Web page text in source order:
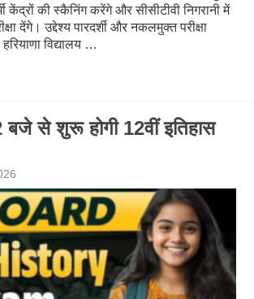
केंद्रों की स्कैनिंग करेंगे और सीसीटीवी निगरानी में
देंगे। उद्देश्य पारदर्शी और नकलमुक्त परीक्षा
विद्यालय …
से शुरू होगी 12वीं इतिहास